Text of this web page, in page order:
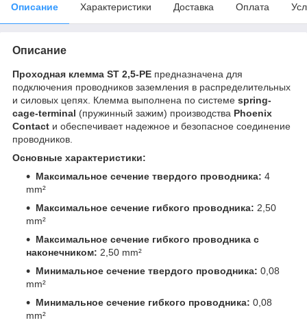
Описание Характеристики Доставка Оплата
Описание
Проходная клемма ST 2,5-PE предназначена для
подключения проводников заземления в распределительных
и силовых цепях. Клемма выполнена по системе spring-
cage-terminal (пружинный зажим) производства Phoenix
Contact и обеспечивает надежное и безопасное соединение
проводников.
Основные характеристики:
Максимальное сечение твердого проводника: 4
mm²
Максимальное сечение гибкого проводника: 2,50
mm²
Максимальное сечение гибкого проводника с
наконечником: 2,50 mm²
Минимальное сечение твердого проводника: 0,08
mm²
Минимальное сечение гибкого проводника: 0,08
mm²